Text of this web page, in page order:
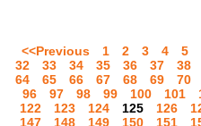
<<Previous 1 2 3 4 5
32
33 34 35 36 37 38
64
65 66 67 68 69 70
96
97 98 99 100 101
122
123 124 125 126
147
148 149 150 151